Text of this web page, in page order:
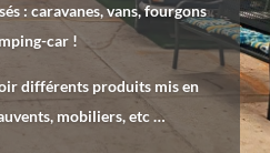
: caravanes, vans, fourgons
car !
différents produits mis en
mobiliers, etc …